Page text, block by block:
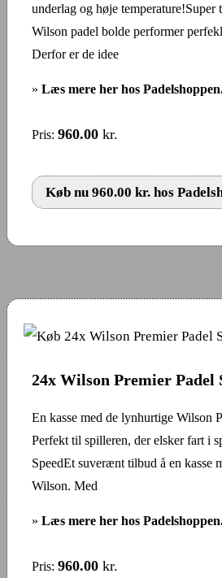
underlag og høje
Wilson padel bolde performer
Derfor er de idee
» Læs mere her hos
Pris: 960.00 kr.
Køb nu 960.00 kr. hos
24x Wilson Premier Padel
En kasse med de lynhurtige Wilson
Perfekt til spilleren, der elsker fart i
SpeedEt suverænt tilbud å en kasse
Wilson. Med
» Læs mere her hos
Pris: 960.00 kr.